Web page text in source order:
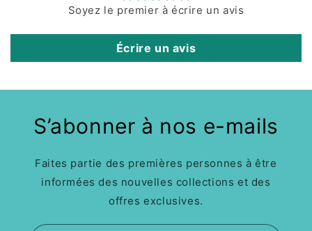
Soyez le premier à écrire un avis
Écrire un avis
S’abonner à nos e-mails
Faites partie des premières personnes à être
informées des nouvelles collections et des
offres exclusives.